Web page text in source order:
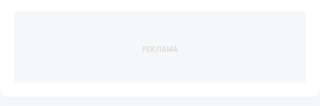
РЕКЛАМА